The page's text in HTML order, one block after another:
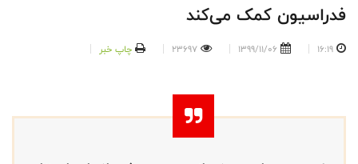
فدراسیون کمک می‌کند
16:19
1399/11/06
23697 چاپ خبر